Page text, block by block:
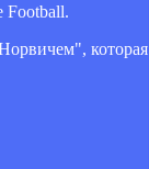
Football.
которая